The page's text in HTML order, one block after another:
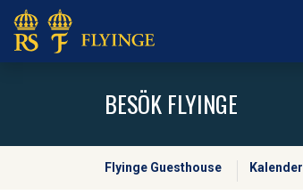
BESÖK FLYINGE
Flyinge Guesthouse Kalender